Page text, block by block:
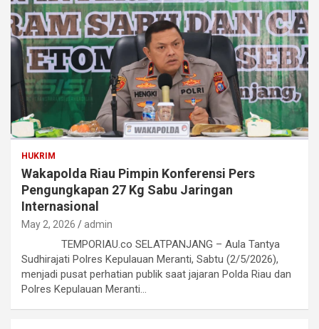
HUKRIM
Wakapolda Riau Pimpin Konferensi Pers
Pengungkapan 27 Kg Sabu Jaringan
Internasional
May 2, 2026 admin
TEMPORIAU.co SELATPANJANG – Aula Tantya
Sudhirajati Polres Kepulauan Meranti, Sabtu (2/5/2026),
menjadi pusat perhatian publik saat jajaran Polda Riau dan
Polres Kepulauan Meranti…